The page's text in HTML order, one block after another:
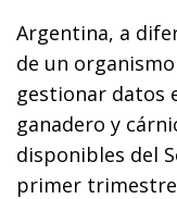
Argentina, a
de un
gestionar datos
ganadero y
disponibles del
primer trimestre